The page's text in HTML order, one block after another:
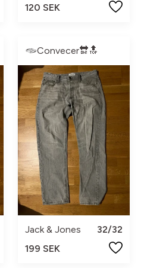
120 SEK
Convecer🔛🔝
Jack & Jones
32/32
199 SEK